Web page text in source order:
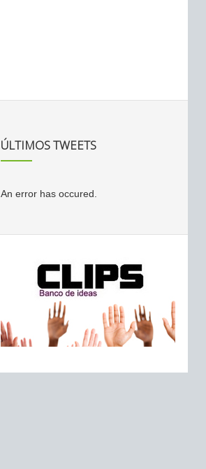
ÚLTIMOS TWEETS
An error has occured.